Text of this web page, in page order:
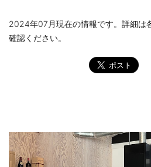
2024年07月現在の情報です。詳細は
確認ください。